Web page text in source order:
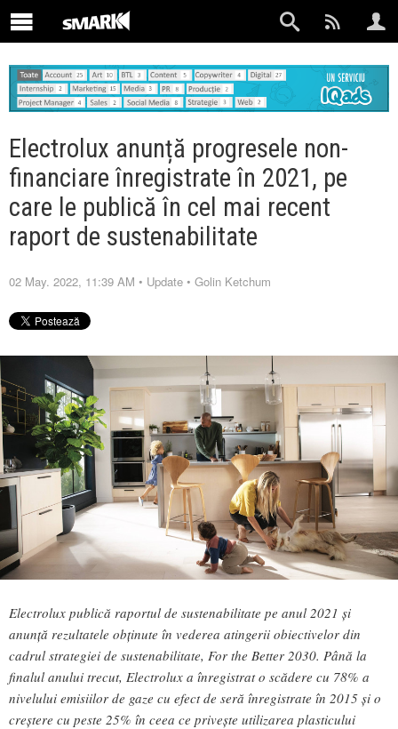
Electrolux anunță progresele non-
financiare înregistrate în 2021, pe
care le publică în cel mai recent
raport de sustenabilitate
02 May. 2022, 11:39 AM • Update • Golin Ketchum
Electrolux publică raportul de sustenabilitate pe anul 2021 și
anunță rezultatele obținute în vederea atingerii obiectivelor din
cadrul strategiei de sustenabilitate, For the Better 2030. Până la
finalul anului trecut, Electrolux a înregistrat o scădere cu 78% a
nivelului emisiilor de gaze cu efect de seră înregistrate în 2015 și o
creștere cu peste 25% în ceea ce privește utilizarea plasticului